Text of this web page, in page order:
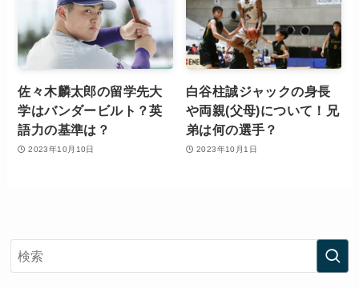
佐々木麟太郎の留学先大
学はバンダービルト？英
語力の基準は？
2023年10月10日
白谷柱誠ジャックの身長
や両親(父母)について！兄
弟は何の選手？
2023年10月1日